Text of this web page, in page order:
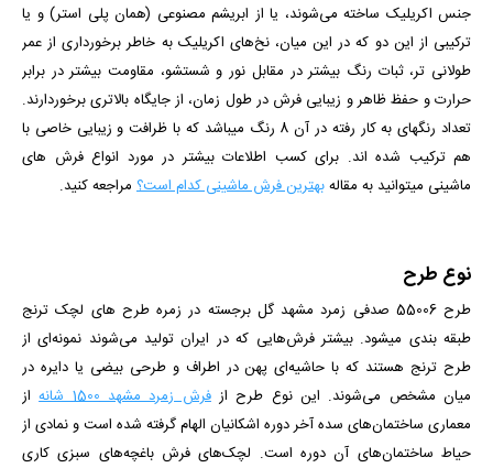
جنس اکریلیک ساخته می‌شوند، یا از ابریشم مصنوعی (همان پلی استر) و یا
ترکیبی از این دو که در این میان، نخ‌های اکریلیک به خاطر برخورداری از عمر
طولانی تر، ثبات رنگ بیشتر در مقابل نور و شستشو، مقاومت بیشتر در برابر
حرارت و حفظ ظاهر و زیبایی فرش در طول زمان، از جایگاه بالاتری برخوردارند.
تعداد رنگ­­های به کار رفته در آن 8 رنگ می­باشد که با ظرافت و زیبایی خاصی با
هم ترکیب شده­ اند. برای کسب اطلاعات بیشتر در مورد انواع فرش های
ماشینی میتوانید به مقالهبهترین فرش ماشینی کدام است؟ مراجعه کنید.
نوع طرح
طرح 55006 صدفی زمرد مشهد گل برجسته
در زمره طرح های لچک ترنج
طبقه بندی می­شود. بیشتر فرش‌هایی که در ایران تولید می‌شوند نمونه‌ای از
طرح ترنج هستند که با حاشیه‌ای پهن در اطراف و طرحی بیضی یا دایره در
میان مشخص می‌شوند. این نوع طرح ازفرش زمرد مشهد 1500 شانه
از
معماری ساختمان‌های سده آخر دوره اشکانیان الهام گرفته شده است و نمادی از
حیاط ساختمان‌های آن دوره است. لچک‌های فرش باغچه‌های سبزی کاری